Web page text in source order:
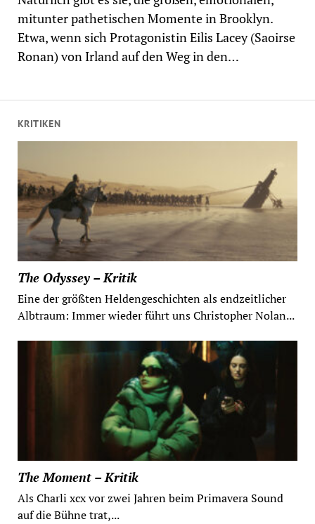
KRITIKEN
The Odyssey – Kritik
Eine der größten Heldengeschichten als endzeitlicher
Albtraum: Immer wieder führt uns Christopher Nolan...
The Moment – Kritik
Als Charli xcx vor zwei Jahren beim Primavera Sound
auf die Bühne trat,...
mitunter pathetischen Momente in Brooklyn.
Etwa, wenn sich Protagonistin Eilis Lacey (Saoirse
Ronan) von Irland auf den Weg in den…